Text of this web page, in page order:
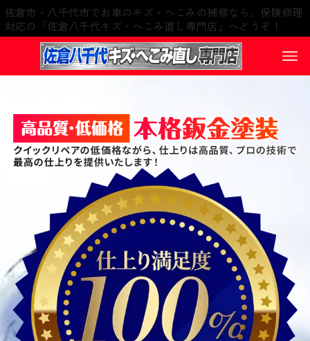
佐倉市・八千代市でお車のキズ・へこみの補修なら、保険修理
対応の「佐倉八千代キズ・へこみ直し専門店」へどうぞ！